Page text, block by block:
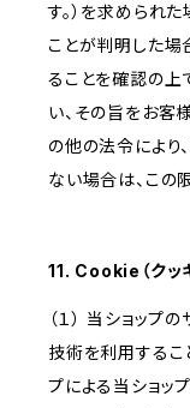
す。）を求められ
ことが判明した場
ることを確認の上
い、その旨をお客
の他の法令により
ない場合は、この
11. Cookie（クッ
（１） 当ショッ
技術を利用するこ
プによる当ショッ